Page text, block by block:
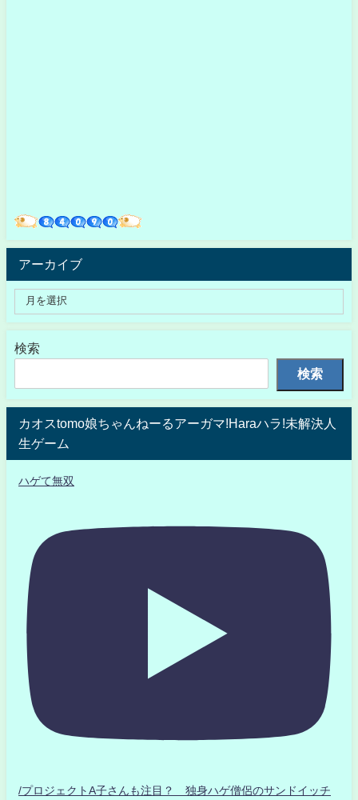
アーカイブ
検索
検索
カオスtomo娘ちゃんねーるアーガマ!Haraハラ!未解決人
生ゲーム
ハゲて無双
/プロジェクトA子さんも注目？ 独身ハゲ僧侶のサンドイッチ